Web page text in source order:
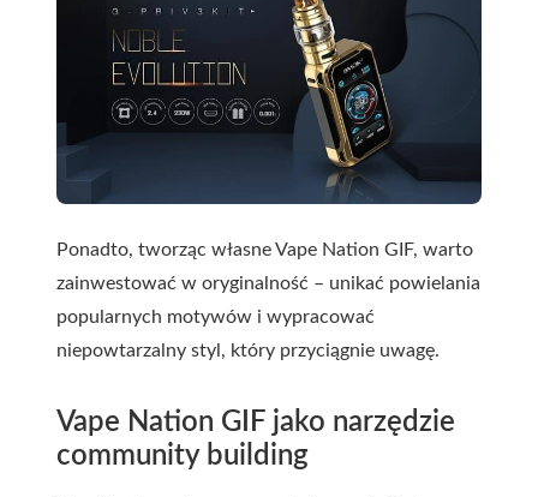
Ponadto, tworząc własne Vape Nation GIF, warto
zainwestować w oryginalność – unikać powielania
popularnych motywów i wypracować
niepowtarzalny styl, który przyciągnie uwagę.
Vape Nation GIF jako narzędzie
community building